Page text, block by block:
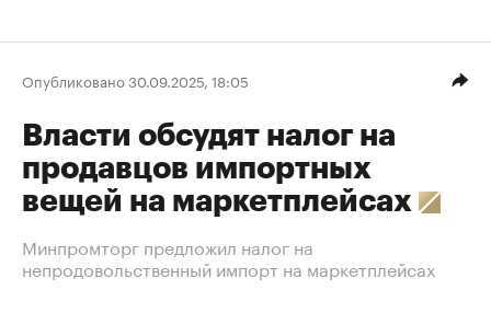
Опубликовано 30.09.2025, 18:05
Власти обсудят налог на
продавцов импортных
вещей на маркетплейсах
Минпромторг предложил налог на
непродовольственный импорт на маркетплейсах